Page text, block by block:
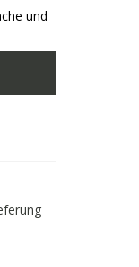
und